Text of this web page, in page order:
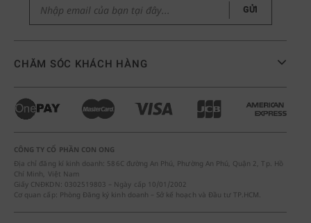
CHĂM SÓC KHÁCH HÀNG
GỬI
CÔNG TY CỔ PHẦN CON ONG
Địa chỉ đăng kí kinh doanh: 586C đường An Phú, Phường An Phú, Quận 2, Tp. Hồ
Chí Minh, Việt Nam
Giấy CNĐKDN: 0302519803 – Ngày cấp 10/01/2002
Cơ quan cấp: Phòng Đăng ký kinh doanh – Sở kế hoạch và Đầu tư TP.HCM.